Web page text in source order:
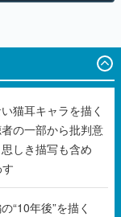
猫耳キャラを描く
の一部から批判意
しき描写も含め
“10年後”を描く